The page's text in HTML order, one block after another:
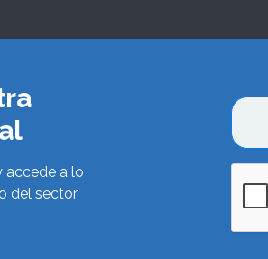
accede a lo
del sector